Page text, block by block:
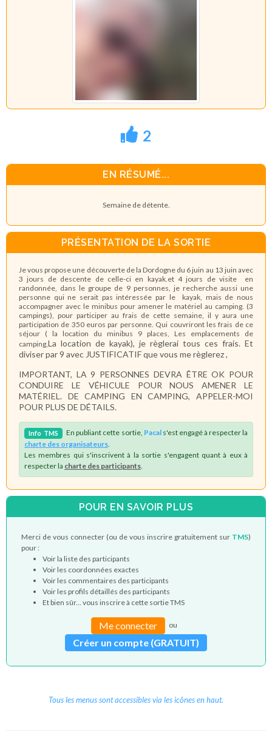
2
EN RÉSUMÉ...
Semaine de détente.
PRÉSENTATION DE LA SORTIE
Je vous propose une découverte de la Dordogne du 6 juin au 13 juin avec
3 jours de descente de celle-ci en kayak.et 4 jours de visite en
randonnée, dans le groupe de 9 personnes, je recherche aussi une
personne qui ne serait pas intéressée par le kayak, mais de nous
accompagner avec le minibus pour amener le matériel au camping. (3
campings), pour participer au frais de cette semaine, il y aura une
participation de 350 euros par personne. Qui couvriront les frais de ce
séjour ( la location du minibus 9 places, Les emplacements de
camping, La location de kayak), je règlerai tous ces frais. Et
diviser par 9 avec JUSTIFICATIFque vous me règlerez ,
IMPORTANT, LA 9 PERSONNES DEVRA ÊTRE OK POUR
CONDUIRE LE VÉHICULE POUR NOUS AMENER LE
MATÉRIEL. DE CAMPING EN CAMPING, APPELER-MOI
POUR PLUS DE DÉTAILS.
Info TMS En publiant cette sortie, Pacals'est engagé à respecter la
charte des organisateurs
Les membres qui s'inscrivent à la sortie s'engagent quant à eux à
respecter la charte des participants
POUR EN SAVOIR PLUS
Merci de vous connecter (ou de vous inscrire gratuitement sur TMS)
pour :
Voir la liste des participants
Voir les coordonnées exactes
Voir les commentaires des participants
Voir les profils détaillés des participants
Et bien sûr... vous inscrire à cette sortie TMS
Me connecter ou
Créer un compte (GRATUIT)
Tous les menus sont accessibles via les icônes en haut.